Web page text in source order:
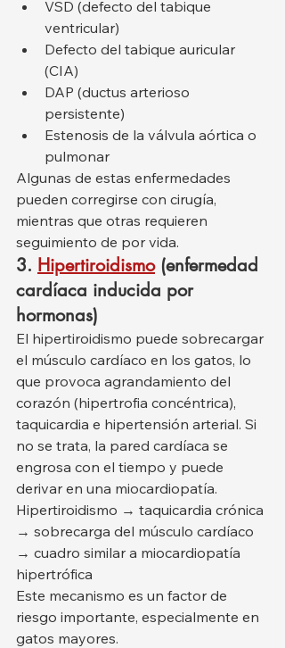
VSD (defecto del tabique
ventricular)
Defecto del tabique auricular
(CIA)
DAP (ductus arterioso
persistente)
Estenosis de la válvula aórtica o
pulmonar
Algunas de estas enfermedades
pueden corregirse con cirugía,
mientras que otras requieren
seguimiento de por vida.
3. Hipertiroidismo (enfermedad
cardíaca inducida por
hormonas)
El hipertiroidismo puede sobrecargar
el músculo cardíaco en los gatos, lo
que provoca agrandamiento del
corazón (hipertrofia concéntrica),
taquicardia e hipertensión arterial. Si
no se trata, la pared cardíaca se
engrosa con el tiempo y puede
derivar en una miocardiopatía.
Hipertiroidismo → taquicardia crónica
→ sobrecarga del músculo cardíaco
→ cuadro similar a miocardiopatía
hipertrófica
Este mecanismo es un factor de
riesgo importante, especialmente en
gatos mayores.